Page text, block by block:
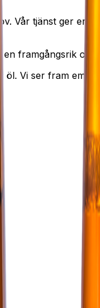
Vår tjänst ger er
framgångsrik och
Vi ser fram